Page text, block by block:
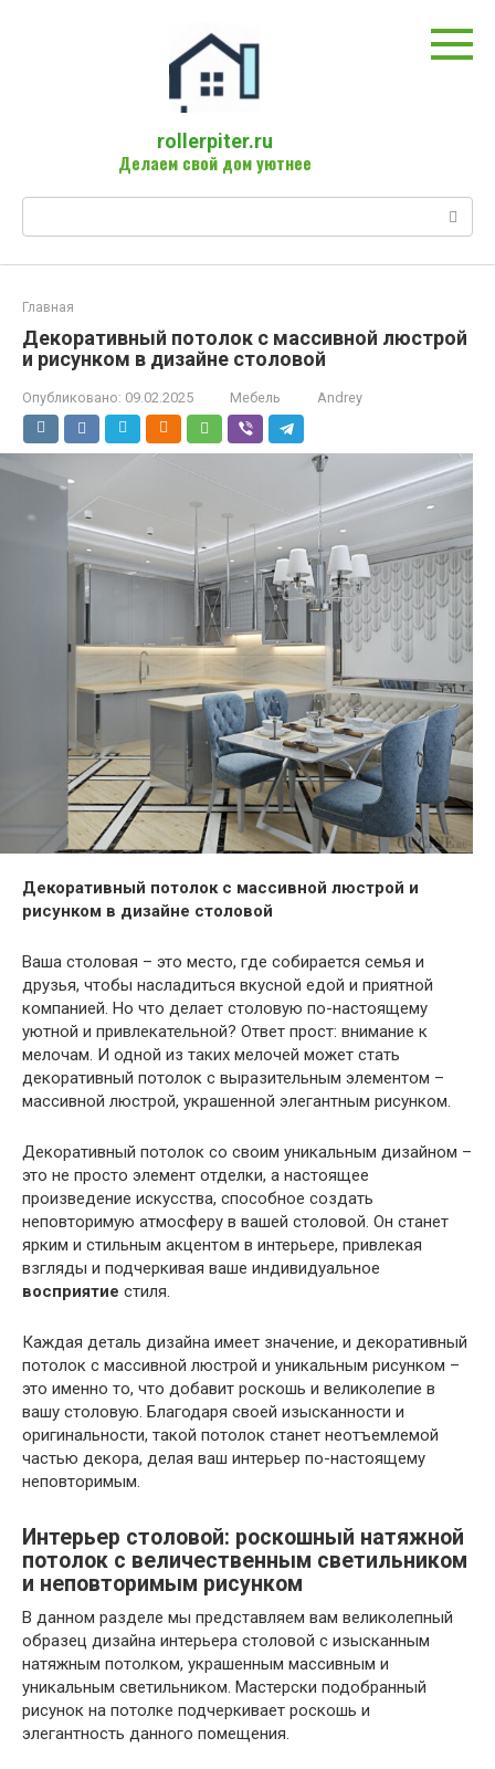
rollerpiter.ru
Делаем свой дом уютнее
Главная
Декоративный потолок с массивной люстрой
и рисунком в дизайне столовой
Опубликовано: 09.02.2025 Мебель Andrey
Декоративный потолок с массивной люстрой и
рисунком в дизайне столовой
Ваша столовая – это место, где собирается семья и
друзья, чтобы насладиться вкусной едой и приятной
компанией. Но что делает столовую по-настоящему
уютной и привлекательной? Ответ прост: внимание к
мелочам. И одной из таких мелочей может стать
декоративный потолок с выразительным элементом –
массивной люстрой, украшенной элегантным рисунком.
Декоративный потолок со своим уникальным дизайном –
это не просто элемент отделки, а настоящее
произведение искусства, способное создать
неповторимую атмосферу в вашей столовой. Он станет
ярким и стильным акцентом в интерьере, привлекая
взгляды и подчеркивая ваше индивидуальное
восприятие стиля.
Каждая деталь дизайна имеет значение, и декоративный
потолок с массивной люстрой и уникальным рисунком –
это именно то, что добавит роскошь и великолепие в
вашу столовую. Благодаря своей изысканности и
оригинальности, такой потолок станет неотъемлемой
частью декора, делая ваш интерьер по-настоящему
неповторимым.
Интерьер столовой: роскошный натяжной
потолок с величественным светильником
и неповторимым рисунком
В данном разделе мы представляем вам великолепный
образец дизайна интерьера столовой с изысканным
натяжным потолком, украшенным массивным и
уникальным светильником. Мастерски подобранный
рисунок на потолке подчеркивает роскошь и
элегантность данного помещения.